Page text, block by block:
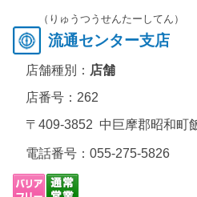
（りゅうつうせんたーしてん）
流通センター支店
店舗種別： 店舗
店番号：262
〒409-3852 中巨摩郡昭和町
電話番号： 055-275-5826